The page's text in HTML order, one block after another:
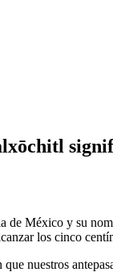
de México y su
los cinco
que nuestros